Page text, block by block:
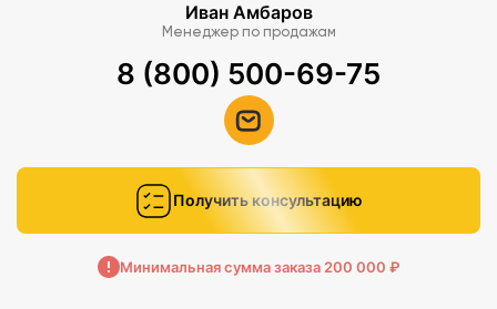
Иван Амбаров
Менеджер по продажам
8 (800) 500-69-75
Получить консультацию
Минимальная сумма заказа 200 000 ₽